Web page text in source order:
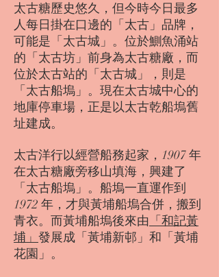
太古糖歷史悠久，但今時今日最多
人每日掛在口邊的「太古」品牌，
可能是「太古城」。位於鰂魚涌站
的「太古坊」前身為太古糖廠，而
位於太古站的「太古城」，則是
「太古船塢」。現在太古城中心的
地庫停車場，正是以太古乾船塢舊
址建成。
太古洋行以經營船務起家，1907 年
在太古糖廠旁移山填海，興建了
「太古船塢」。船塢一直運作到
1972 年，才與黃埔船塢合併，搬到
青衣。而黃埔船塢後來由 「和記黃
埔」 發展成「黃埔新邨」和「黃埔
花園」。